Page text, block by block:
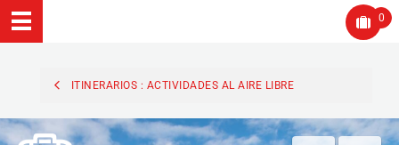
0
ITINERARIOS : ACTIVIDADES AL AIRE LIBRE